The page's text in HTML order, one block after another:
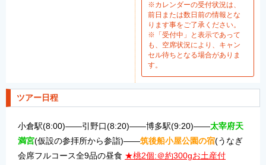
※カレンダーの受付状況は、
前日または数日前の情報とな
ります事をご了承ください。
※「受付中」と表示であって
も、空席状況により、キャン
セル待ちとなる場合がありま
す。
ツアー日程
小倉駅(8:00)――引野口(8:20)――博多駅(9:20)――太宰府天
満宮(仮設の参拝所から参詣)――筑後船小屋公園の宿(うなぎ
会席フルコース全9品の昼食 ★桃2個:＠約300gお土産付